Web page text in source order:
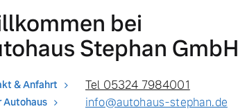
bei
Stephan GmbH
& Anfahrt
Autohaus
Tel 05324 7984001
info@autohaus-stephan.de